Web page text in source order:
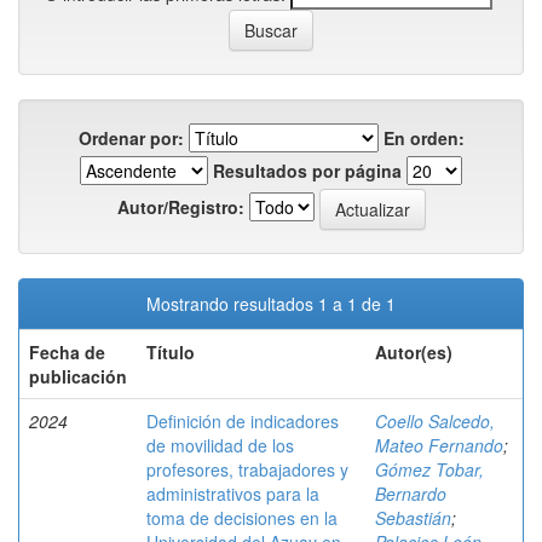
Ordenar por:
En orden:
Resultados por página
Autor/Registro:
Mostrando resultados 1 a 1 de 1
Fecha de
publicación
Título Autor(es)
2024
Definición de indicadores
de movilidad de los
profesores, trabajadores y
administrativos para la
toma de decisiones en la
Coello Salcedo,
Mateo Fernando;
Gómez Tobar,
Bernardo
Sebastián;